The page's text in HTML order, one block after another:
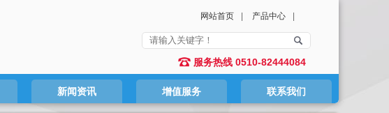
网站首页 产品中心
服务热线 0510-82444084
新闻资讯 增值服务 联系我们